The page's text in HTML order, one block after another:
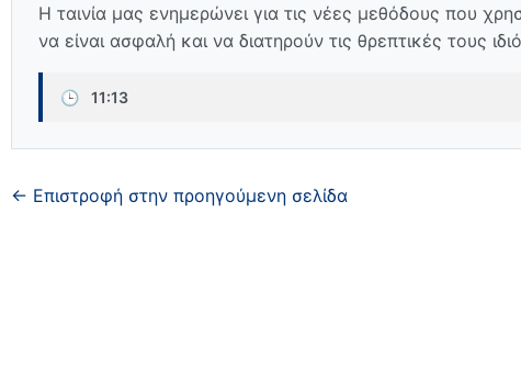
Η ταινία μας ενημερώνει για τις νέες μεθόδους που
να είναι ασφαλή και να διατηρούν τις θρεπτικές τους
🕒 11:13
← Επιστροφή στην προηγούμενη σελίδα